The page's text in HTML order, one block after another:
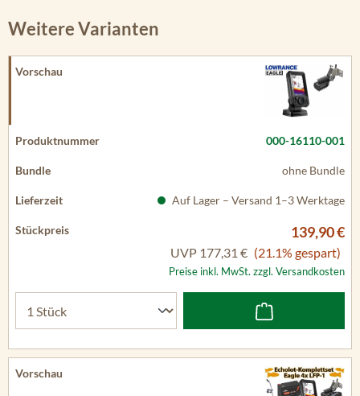
Weitere Varianten
000-16110-001
ohne Bundle
Auf Lager – Versand 1–3 Werktage
139,90 €
UVP 177,31 € (21.1% gespart)
Preise inkl. MwSt. zzgl. Versandkosten